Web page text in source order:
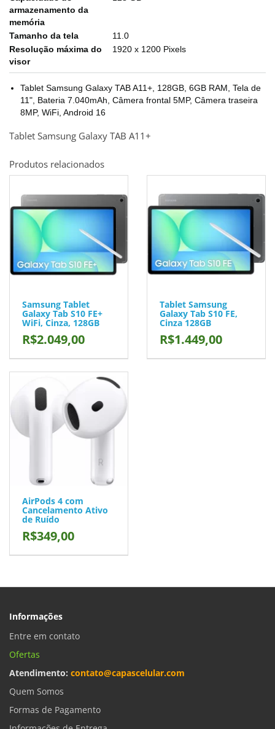
armazenamento da
memória
Tamanho da tela
11.0
Resolução máxima do
visor
1920 x 1200 Pixels
Tablet Samsung Galaxy TAB A11+, 128GB, 6GB RAM, Tela de
11", Bateria 7.040mAh, Câmera frontal 5MP, Câmera traseira
8MP, WiFi, Android 16
Tablet Samsung Galaxy TAB A11+
Produtos relacionados
Samsung Tablet
Galaxy Tab S10 FE+
WiFi, Cinza, 128GB
R$2.049,00
Tablet Samsung
Galaxy Tab S10 FE,
Cinza 128GB
R$1.449,00
AirPods 4 com
Cancelamento Ativo
de Ruído
R$349,00
Informações
Entre em contato
Ofertas
Atendimento: contato@capascelular.com
Quem Somos
Formas de Pagamento